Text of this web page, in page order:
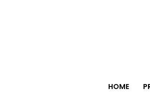
HOME